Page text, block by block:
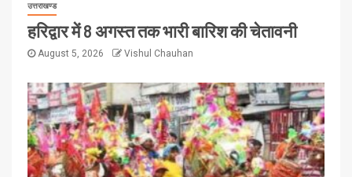
उत्तराखण्ड
हरिद्वार में 8 अगस्त तक भारी बारिश की चेतावनी
August 5, 2026 Vishul Chauhan